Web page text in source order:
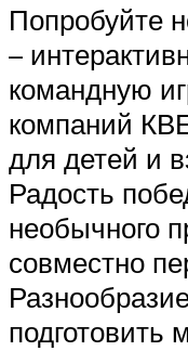
Попробуйте
–
командную
компаний
для детей и
Радость
необычного
совместно
подготовить